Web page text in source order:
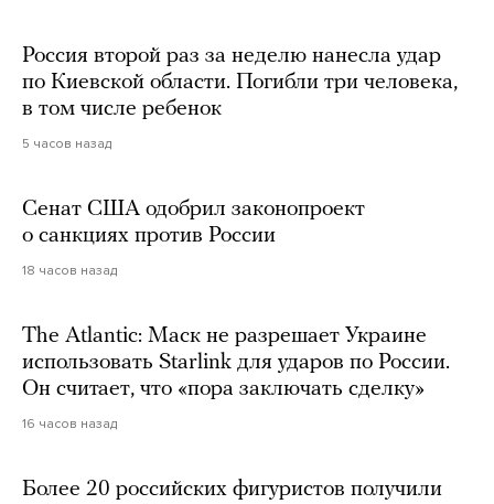
Россия второй раз за неделю нанесла удар
по Киевской области. Погибли три человека,
в том числе ребенок
5 часов назад
Сенат США одобрил законопроект
о санкциях против России
18 часов назад
The Atlantic: Маск не разрешает Украине
использовать Starlink для ударов по России.
Он считает, что «пора заключать сделку»
16 часов назад
Более 20 российских фигуристов получили